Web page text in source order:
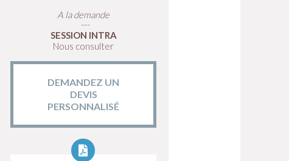
A la demande
SESSION INTRA
Nous consulter
DEMANDEZ UN
DEVIS
PERSONNALISÉ